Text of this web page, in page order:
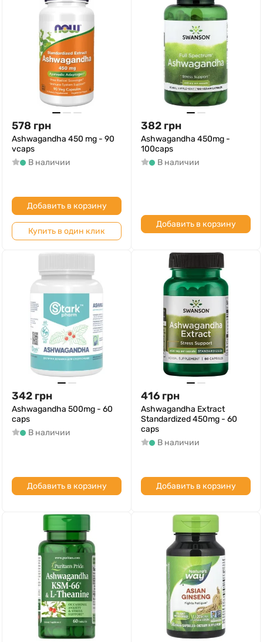
578 грн
Ashwagandha 450 mg - 90
vcaps
В наличии
Добавить в корзину
Купить в один клик
382 грн
Ashwagandha 450mg -
100caps
В наличии
Добавить в корзину
342 грн
Ashwagandha 500mg - 60
caps
В наличии
Добавить в корзину
416 грн
Ashwagandha Extract
Standardized 450mg - 60
caps
В наличии
Добавить в корзину